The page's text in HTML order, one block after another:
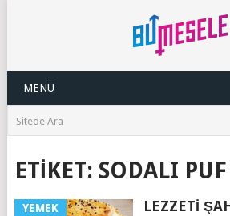
MENÜ
ETIKET: SODALI
YEMEK
LEZZETI